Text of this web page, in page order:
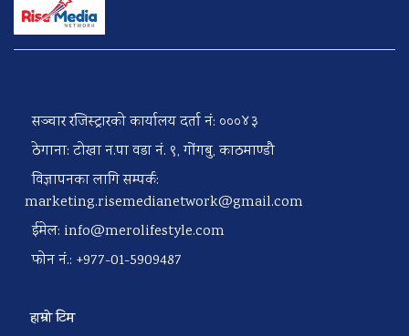
सञ्चार रजिस्ट्रारको कार्यालय दर्ता नं: ०००४३
ठेगाना: टोखा न.पा वडा नं. ९, गोंगबु, काठमाण्डौ
विज्ञापनका लागि सम्पर्क:
marketing.risemedianetwork@gmail.com
ईमेल: info@merolifestyle.com
फोन नं.: +977-01-5909487
हाम्रो टिम